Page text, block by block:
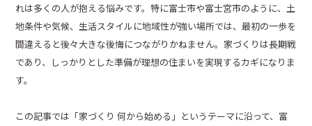
れは多くの人が抱える悩みです。特に富士市や富士宮市のように、土
地条件や気候、生活スタイルに地域性が強い場所では、最初の一歩を
間違えると後々大きな後悔につながりかねません。家づくりは長期戦
であり、しっかりとした準備が理想の住まいを実現するカギになりま
す。
この記事では「家づくり 何から始める」というテーマに沿って、富